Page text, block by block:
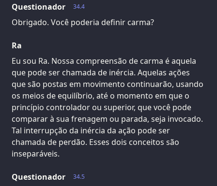
34.4
Questionador
Obrigado. Você poderia definir carma?
Ra
Eu sou Ra. Nossa compreensão de carma é aquela
que pode ser chamada de inércia. Aquelas ações
que são postas em movimento continuarão, usando
os meios de equilíbrio, até o momento em que o
princípio controlador ou superior, que você pode
comparar à sua frenagem ou parada, seja invocado.
Tal interrupção da inércia da ação pode ser
chamada de perdão. Esses dois conceitos são
inseparáveis.
34.5
Questionador